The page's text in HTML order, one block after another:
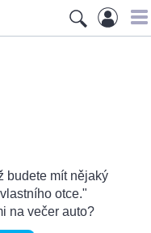
budete mít nějaký
otce."
na večer auto?